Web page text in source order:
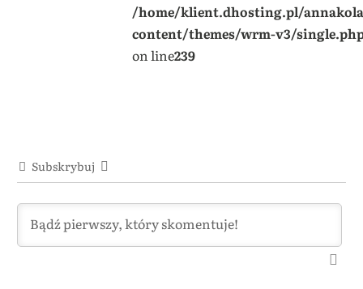
/home/klient.dhosting.pl/
content/themes/wrm-v3/
on line239
Subskrybuj